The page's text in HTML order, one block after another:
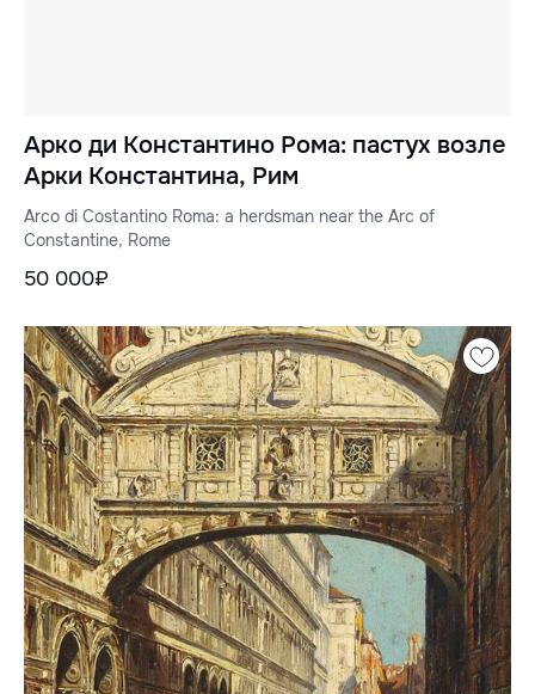
Арко ди Константино Рома: пастух возле
Арки Константина, Рим
Arco di Costantino Roma: a herdsman near the Arc of
Constantine, Rome
50 000₽